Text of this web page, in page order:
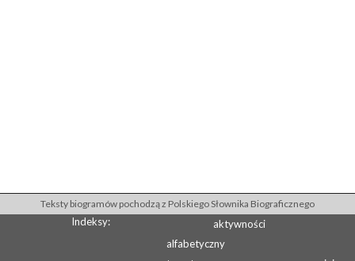
Teksty biogramów pochodzą z Polskiego Słownika Biograficznego
Indeksy:
aktywności
alfabetyczny